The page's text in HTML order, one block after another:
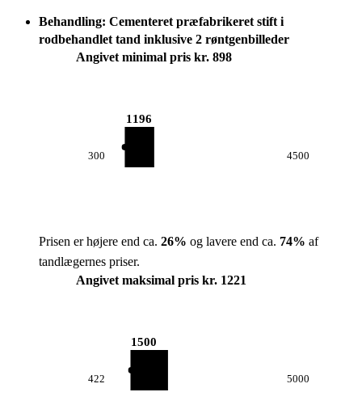
Behandling: Cementeret præfabrikeret stift i
rodbehandlet tand inklusive 2 røntgenbilleder
Angivet minimal pris kr. 898
300
1196
4500
Prisen er højere end ca. 26% og lavere end ca. 74% af
tandlægernes priser.
Angivet maksimal pris kr. 1221
422
1500
5000